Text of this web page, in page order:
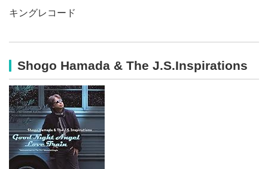
キングレコード
Shogo Hamada & The J.S.Inspirations